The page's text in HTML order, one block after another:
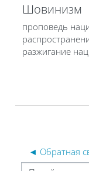
Шовинизм
проповедь
разжигание
◄ Обратная